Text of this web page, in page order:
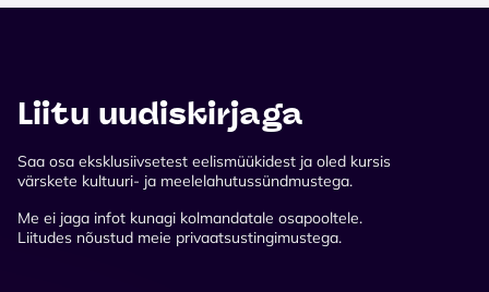
Liitu uudiskirjaga
Saa osa eksklusiivsetest eelismüükidest ja oled kursis
värskete kultuuri- ja meelelahutussündmustega.
Me ei jaga infot kunagi kolmandatale osapooltele.
Liitudes nõustud meie privaatsustingimustega.